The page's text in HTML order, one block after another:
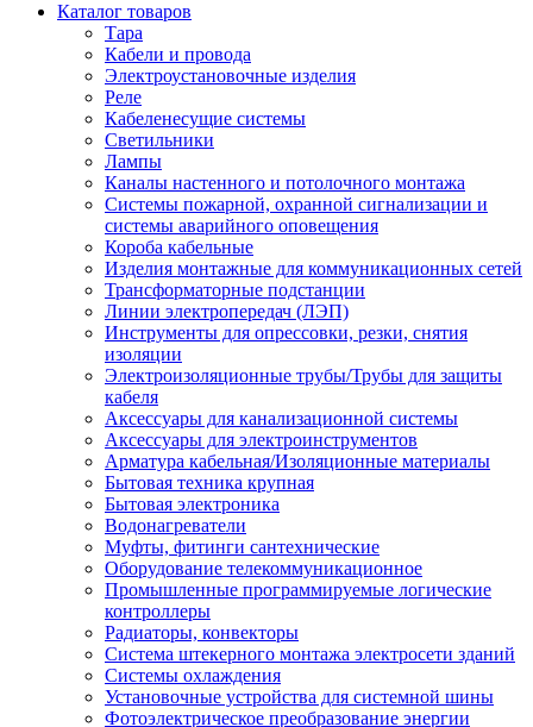
Каталог товаров
Тара
Кабели и провода
Электроустановочные изделия
Реле
Кабеленесущие системы
Светильники
Лампы
Каналы настенного и потолочного монтажа
Системы пожарной, охранной сигнализации и
системы аварийного оповещения
Короба кабельные
Изделия монтажные для коммуникационных сетей
Трансформаторные подстанции
Линии электропередач (ЛЭП)
Инструменты для опрессовки, резки, снятия
изоляции
Электроизоляционные трубы/Трубы для защиты
кабеля
Аксессуары для канализационной системы
Аксессуары для электроинструментов
Арматура кабельная/Изоляционные материалы
Бытовая техника крупная
Бытовая электроника
Водонагреватели
Муфты, фитинги сантехнические
Оборудование телекоммуникационное
Промышленные программируемые логические
контроллеры
Радиаторы, конвекторы
Система штекерного монтажа электросети зданий
Системы охлаждения
Установочные устройства для системной шины
Фотоэлектрическое преобразование энергии